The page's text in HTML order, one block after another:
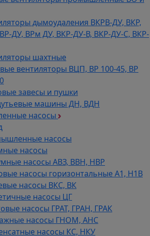
дымоудаления ВКРВ-ДУ, ВКР,
ДУ, ВРм ДУ, ВКР-ДУ-В, ВКР-ДУ-С, ВКР-
шахтные
вентиляторы ВЦП, ВР 100-45, ВР
завесы и пушки
машины ДН, ВДН
насосы
насосы
насосы
насосы АВЗ, ВВН, НВР
насосы горизонтальные А1, Н1В
насосы ВКС, ВК
насосы ЦГ
насосы ГРАТ, ГРАН, ГРАК
насосы ГНОМ, АНС
насосы КС, НКУ